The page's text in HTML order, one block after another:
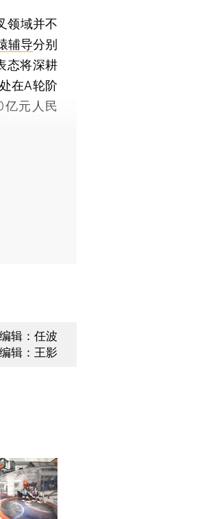
领域并不
辅导分别
态将深耕
在A轮阶
亿元人民
辑：任波
辑：王影